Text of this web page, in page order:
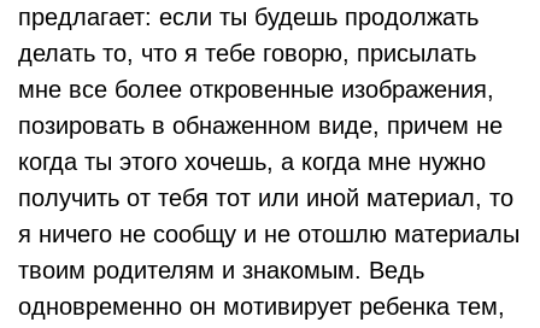
предлагает: если ты будешь продолжать
делать то, что я тебе говорю, присылать
мне все более откровенные изображения,
позировать в обнаженном виде, причем не
когда ты этого хочешь, а когда мне нужно
получить от тебя тот или иной материал, то
я ничего не сообщу и не отошлю материалы
твоим родителям и знакомым. Ведь
одновременно он мотивирует ребенка тем,